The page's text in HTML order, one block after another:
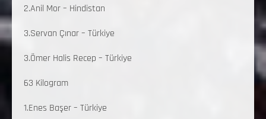
2.Anil Mor – Hindistan
3.Servan Çınar – Türkiye
3.Ömer Halis Recep – Türkiye
63 Kilogram
1.Enes Başer – Türkiye